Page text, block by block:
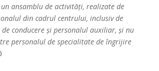
ansamblu de activități, realizate de
din cadrul centrului, inclusiv de
conducere și personalul auxiliar, și nu
personalul de specialitate de îngrijire